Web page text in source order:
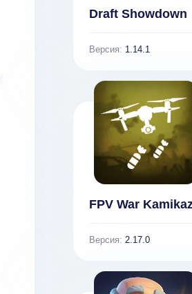
Draft Showdown
Версия: 1.14.1
FPV War
Версия: 2.17.0